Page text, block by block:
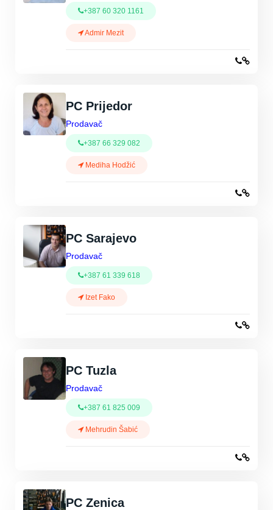
+387 60 320 1161
Admir Mezit
PC Prijedor
Prodavač
+387 66 329 082
Mediha Hodžić
PC Sarajevo
Prodavač
+387 61 339 618
Izet Fako
PC Tuzla
Prodavač
+387 61 825 009
Mehrudin Šabić
PC Zenica